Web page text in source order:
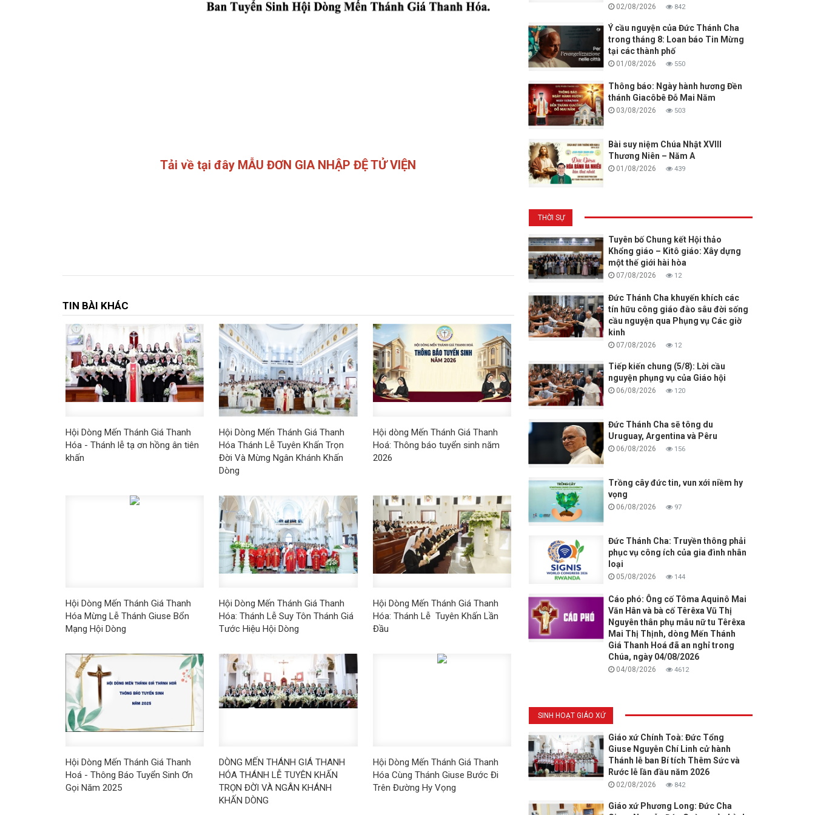
Tải về tại đây MẪU ĐƠN GIA NHẬP ĐỆ TỬ VIỆN
TIN BÀI KHÁC
Hội Dòng Mến Thánh Giá Thanh
Hóa - Thánh lễ tạ ơn hồng ân tiên
khấn
Hội Dòng Mến Thánh Giá Thanh
Hóa Thánh Lễ Tuyên Khấn Trọn
Đời Và Mừng Ngân Khánh Khấn
Dòng
Hội dòng Mến Thánh Giá Thanh
Hoá: Thông báo tuyển sinh năm
2026
Hội Dòng Mến Thánh Giá Thanh
Hóa Mừng Lễ Thánh Giuse Bổn
Mạng Hội Dòng
Hội Dòng Mến Thánh Giá Thanh
Hóa: Thánh Lễ Suy Tôn Thánh Giá
Tước Hiệu Hội Dòng
Hội Dòng Mến Thánh Giá Thanh
Hóa: Thánh Lễ Tuyên Khấn Lần
Đầu
Hội Dòng Mến Thánh Giá Thanh
Hoá - Thông Báo Tuyển Sinh Ơn
Gọi Năm 2025
DÒNG MẾN THÁNH GIÁ THANH
HÓA THÁNH LỄ TUYÊN KHẤN
TRỌN ĐỜI VÀ NGÂN KHÁNH
KHẤN DÒNG
Hội Dòng Mến Thánh Giá Thanh
Hóa Cùng Thánh Giuse Bước Đi
Trên Đường Hy Vọng
02/08/2026 842
Ý cầu nguyện của Đức Thánh Cha
trong tháng 8: Loan báo Tin Mừng
tại các thành phố
01/08/2026 550
Thông báo: Ngày hành hương Đền
thánh Giacôbê Đỗ Mai Năm
03/08/2026 503
Bài suy niệm Chúa Nhật XVIII
Thương Niên – Năm A
01/08/2026 439
THỜI SỰ
Tuyên bố Chung kết Hội thảo
Khổng giáo – Kitô giáo: Xây dựng
một thế giới hài hòa
07/08/2026 12
Đức Thánh Cha khuyến khích các
tín hữu công giáo đào sâu đời sống
cầu nguyện qua Phụng vụ Các giờ
kinh
07/08/2026 12
Tiếp kiến chung (5/8): Lời cầu
nguyện phụng vụ của Giáo hội
06/08/2026 120
Đức Thánh Cha sẽ tông du
Uruguay, Argentina và Pêru
06/08/2026 156
Trồng cây đức tin, vun xới niềm hy
vọng
06/08/2026 97
Đức Thánh Cha: Truyền thông phải
phục vụ công ích của gia đình nhân
loại
05/08/2026 144
Cáo phó: Ông cố Tôma Aquinô Mai
Văn Hân và bà cố Têrêxa Vũ Thị
Nguyên thân phụ mẫu nữ tu Têrêxa
Mai Thị Thịnh, dòng Mến Thánh
Giá Thanh Hoá đã an nghỉ trong
Chúa, ngày 04/08/2026
04/08/2026 4612
SINH HOẠT GIÁO XỨ
Giáo xứ Chính Toà: Đức Tổng
Giuse Nguyễn Chí Linh cử hành
Thánh lễ ban Bí tích Thêm Sức và
Rước lễ lần đầu năm 2026
02/08/2026 842
Giáo xứ Phương Long: Đức Cha